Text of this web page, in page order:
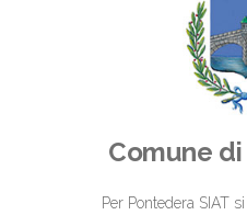
Comune
Per Pontedera SIAT